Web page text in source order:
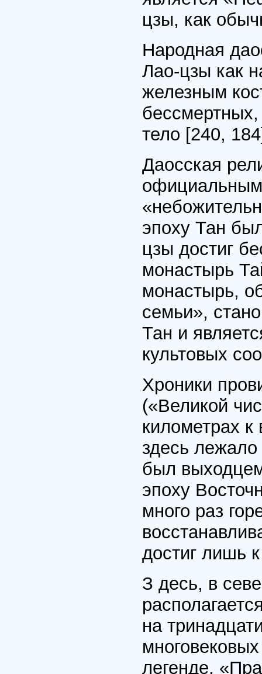
цзы, как
Народная
Лао-цзы как
железным
тело [240,
Даосская
эпоху Тан
цзы достиг
монастырь
монастырь,
семьи»,
Тан и
культовых
Хроники
(«Великой
километрах
здесь лежало
был
эпоху
много раз
достиг лишь
З десь, в
на
легенде,